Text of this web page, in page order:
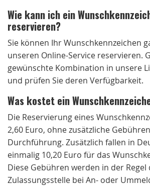
Wie kann ich ein
reservieren?
Sie können Ihr Wunschkennzeichen
unseren Online-Service reservieren.
gewünschte Kombination in unsere
und prüfen Sie deren Verfügbarkeit.
Was kostet ein
Die Reservierung eines
2,60 Euro, ohne zusätzliche
Durchführung. Zusätzlich fallen in
einmalig 10,20 Euro für das
Diese Gebühren werden in der
Zulassungsstelle bei An- oder